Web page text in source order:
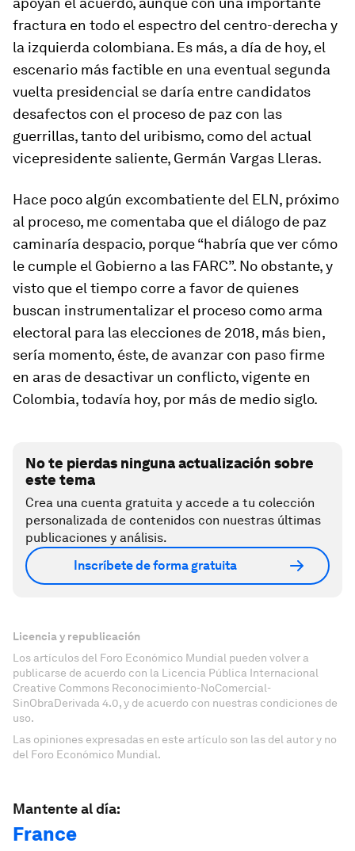
fractura en todo el espectro del centro-derecha y
la izquierda colombiana. Es más, a día de hoy, el
escenario más factible en una eventual segunda
vuelta presidencial se daría entre candidatos
desafectos con el proceso de paz con las
guerrillas, tanto del uribismo, como del actual
vicepresidente saliente, Germán Vargas Lleras.
Hace poco algún excombatiente del ELN, próximo
al proceso, me comentaba que el diálogo de paz
caminaría despacio, porque “habría que ver cómo
le cumple el Gobierno a las FARC”. No obstante, y
visto que el tiempo corre a favor de quienes
buscan instrumentalizar el proceso como arma
electoral para las elecciones de 2018, más bien,
sería momento, éste, de avanzar con paso firme
en aras de desactivar un conflicto, vigente en
Colombia, todavía hoy, por más de medio siglo.
No te pierdas ninguna actualización sobre
este tema
Crea una cuenta gratuita y accede a tu colección
personalizada de contenidos con nuestras últimas
publicaciones y análisis.
Inscríbete de forma gratuita
Licencia y republicación
Los artículos del Foro Económico Mundial pueden volver a
publicarse de acuerdo con la Licencia Pública Internacional
Creative Commons Reconocimiento-NoComercial-
SinObraDerivada 4.0, y de acuerdo con nuestras condiciones de
uso.
Las opiniones expresadas en este artículo son las del autor y no
del Foro Económico Mundial.
Mantente al día:
France